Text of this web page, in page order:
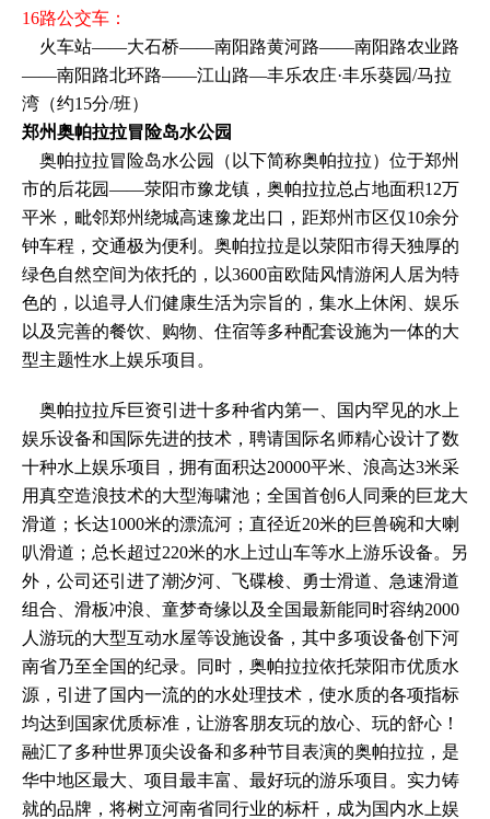
16路公交车：
火车站——大石桥——南阳路黄河路——南阳路农业路
——南阳路北环路——江山路—丰乐农庄·丰乐葵园/马拉
湾（约15分/班）
郑州奥帕拉拉冒险岛水公园
奥帕拉拉冒险岛水公园（以下简称奥帕拉拉）位于郑州
市的后花园——荥阳市豫龙镇，奥帕拉拉总占地面积12万
平米，毗邻郑州绕城高速豫龙出口，距郑州市区仅10余分
钟车程，交通极为便利。奥帕拉拉是以荥阳市得天独厚的
绿色自然空间为依托的，以3600亩欧陆风情游闲人居为特
色的，以追寻人们健康生活为宗旨的，集水上休闲、娱乐
以及完善的餐饮、购物、住宿等多种配套设施为一体的大
型主题性水上娱乐项目。
奥帕拉拉斥巨资引进十多种省内第一、国内罕见的水上
娱乐设备和国际先进的技术，聘请国际名师精心设计了数
十种水上娱乐项目，拥有面积达20000平米、浪高达3米采
用真空造浪技术的大型海啸池；全国首创6人同乘的巨龙大
滑道；长达1000米的漂流河；直径近20米的巨兽碗和大喇
叭滑道；总长超过220米的水上过山车等水上游乐设备。另
外，公司还引进了潮汐河、飞碟梭、勇士滑道、急速滑道
组合、滑板冲浪、童梦奇缘以及全国最新能同时容纳2000
人游玩的大型互动水屋等设施设备，其中多项设备创下河
南省乃至全国的纪录。同时，奥帕拉拉依托荥阳市优质水
源，引进了国内一流的的水处理技术，使水质的各项指标
均达到国家优质标准，让游客朋友玩的放心、玩的舒心！
融汇了多种世界顶尖设备和多种节目表演的奥帕拉拉，是
华中地区最大、项目最丰富、最好玩的游乐项目。实力铸
就的品牌，将树立河南省同行业的标杆，成为国内水上娱